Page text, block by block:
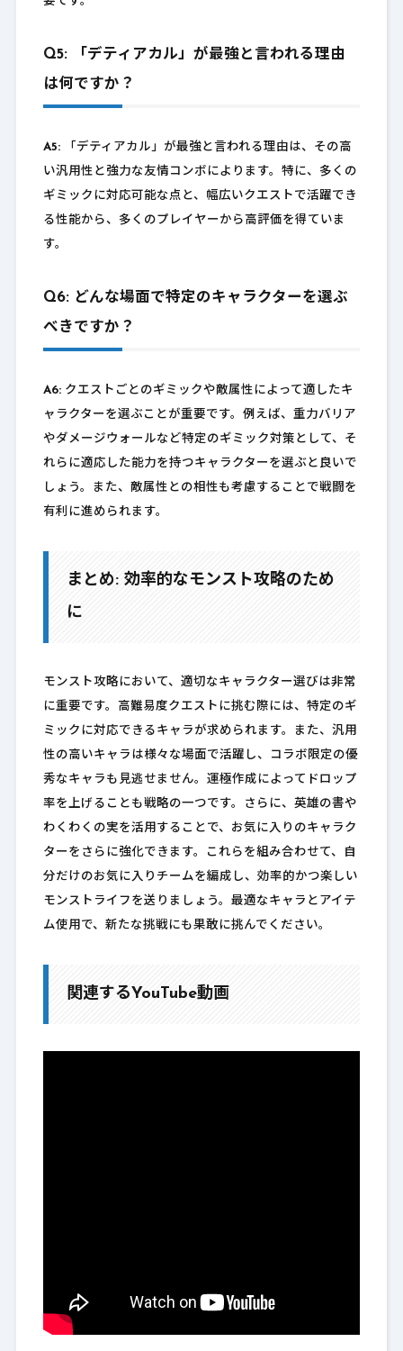
Q5: 「デティアカル」が最強と言われる理由
は何ですか？
A5:「デティアカル」が最強と言われる理由は、その高
い汎用性と強力な友情コンボによります。特に、多くの
ギミックに対応可能な点と、幅広いクエストで活躍でき
る性能から、多くのプレイヤーから高評価を得ていま
す。
Q6: どんな場面で特定のキャラクターを選ぶ
べきですか？
A6:クエストごとのギミックや敵属性によって適したキ
ャラクターを選ぶことが重要です。例えば、重力バリア
やダメージウォールなど特定のギミック対策として、そ
れらに適応した能力を持つキャラクターを選ぶと良いで
しょう。また、敵属性との相性も考慮することで戦闘を
有利に進められます。
まとめ: 効率的なモンスト攻略のため
に
モンスト攻略において、適切なキャラクター選びは非常
に重要です。高難易度クエストに挑む際には、特定のギ
ミックに対応できるキャラが求められます。また、汎用
性の高いキャラは様々な場面で活躍し、コラボ限定の優
秀なキャラも見逃せません。運極作成によってドロップ
率を上げることも戦略の一つです。さらに、英雄の書や
わくわくの実を活用することで、お気に入りのキャラク
ターをさらに強化できます。これらを組み合わせて、自
分だけのお気に入りチームを編成し、効率的かつ楽しい
モンストライフを送りましょう。最適なキャラとアイテ
ム使用で、新たな挑戦にも果敢に挑んでください。
関連するYouTube動画